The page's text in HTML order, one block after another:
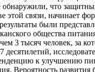
обнаружили, что
этой связи, начинает
были
общества
3 тысяч человек, за
десятилетий,
к улучшению
Вероятность развития